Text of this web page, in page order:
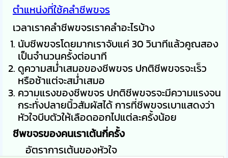
ตำแหน่งที่ใช้คลำชีพขจร
เวลาเราคลำชีพขจรเราคลำอะไรบ้าง
นับชีพขจรโดยมากเราจับแค่ 30 วินาทีแล้วคูณสอง
เป็นจำนวนครั้งต่อนาที
ดูความสม่ำเสมอของชีพขจร ปกติชีพขจรจะเร็ว
หรือช้าแต่จะสม่ำเสมอ
ความแรงของชีพขจร ปกติชีพขจรจะมีความแรงจน
กระทั่งปลายนิ้วสัมผัสได้ การที่ชีพขจรเบาแสดงว่า
หัวใจบีบตัวให้เลือดออกไปแต่ละครั้งน้อย
ชีพขจรของคนเราเต้นกี่ครั้ง
อัตราการเต้นของหัวใจ